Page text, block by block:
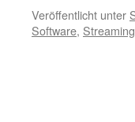
Veröffentlicht unter
Software, Streaming